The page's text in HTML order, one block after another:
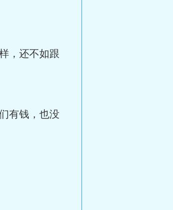
，还不如跟
有钱，也没